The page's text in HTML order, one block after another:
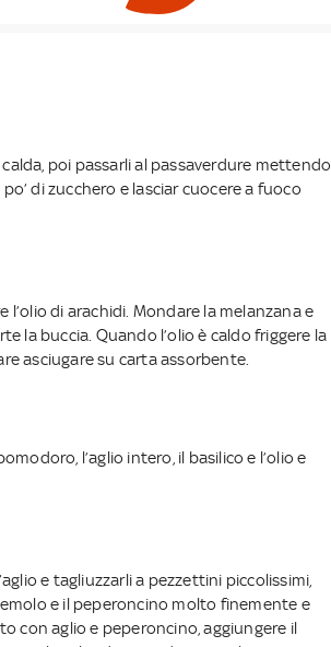
poi passarli al passaverdure mettendo
di zucchero e lasciar cuocere a fuoco
l’olio di arachidi. Mondare la melanzana e
la buccia. Quando l’olio è caldo friggere la
asciugare su carta assorbente.
l’aglio intero, il basilico e l’olio e
e tagliuzzarli a pezzettini piccolissimi,
e il peperoncino molto finemente e
con aglio e peperoncino, aggiungere il